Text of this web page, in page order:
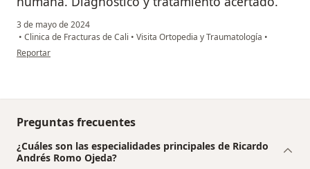
3 de mayo de 2024
• Clinica de Fracturas de Cali • Visita Ortopedia y Traumatología •
en opinión del usuario Beatriz Roa
Reportar
Preguntas frecuentes
¿Cuáles son las especialidades principales de Ricardo
Andrés Romo Ojeda?